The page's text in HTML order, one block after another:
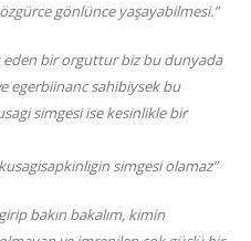
gönlünce yaşayabilmesi.”
bir orguttur biz bu dunyada
egerbiinanc sahibiysek bu
simgesi ise kesinlikle bir
simgesi olamaz”
bakın bakalım, kimin